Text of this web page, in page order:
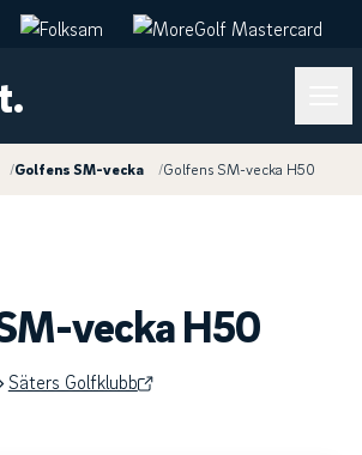
/Golfens SM-vecka /Golfens SM-vecka H50
vecka H50
Säters Golfklubb